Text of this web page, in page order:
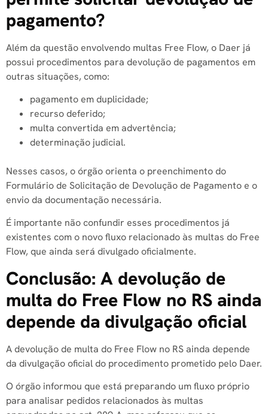
pagamento?
Além da questão envolvendo multas Free Flow, o Daer já
possui procedimentos para devolução de pagamentos em
outras situações, como:
pagamento em duplicidade;
recurso deferido;
multa convertida em advertência;
determinação judicial.
Nesses casos, o órgão orienta o preenchimento do
Formulário de Solicitação de Devolução de Pagamento e o
envio da documentação necessária.
É importante não confundir esses procedimentos já
existentes com o novo fluxo relacionado às multas do Free
Flow, que ainda será divulgado oficialmente.
Conclusão: A devolução de
multa do Free Flow no RS ainda
depende da divulgação oficial
A devolução de multa do Free Flow no RS ainda depende
da divulgação oficial do procedimento prometido pelo Daer.
O órgão informou que está preparando um fluxo próprio
para analisar pedidos relacionados às multas